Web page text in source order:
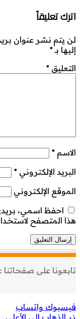
اترك تعليقاً
لن يتم نشر عنوان
إليها بـ*
التعليق *
الاسم *
البريد الإلكتروني *
الموقع الإلكتروني
احفظ اسمي،
هذا المتصفح
تابعونا على
فيسبوك واتساب